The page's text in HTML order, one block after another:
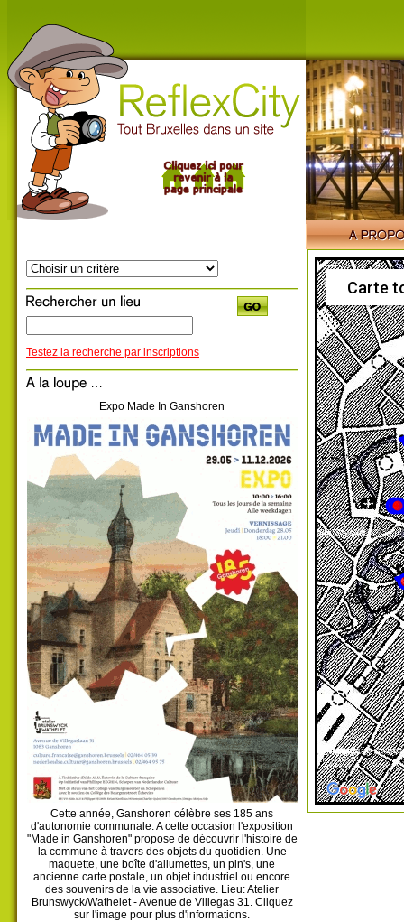
Testez la recherche par inscriptions
Expo Made In Ganshoren
Cette année, Ganshoren célèbre ses 185 ans
d'autonomie communale. A cette occasion l'exposition
"Made in Ganshoren" propose de découvrir l'histoire de
la commune à travers des objets du quotidien. Une
maquette, une boîte d'allumettes, un pin's, une
ancienne carte postale, un objet industriel ou encore
des souvenirs de la vie associative. Lieu: Atelier
Brunswyck/Wathelet - Avenue de Villegas 31. Cliquez
sur l'image pour plus d'informations.
Carte